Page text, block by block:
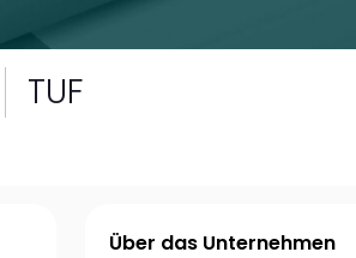
TUF
Über das Unternehmen